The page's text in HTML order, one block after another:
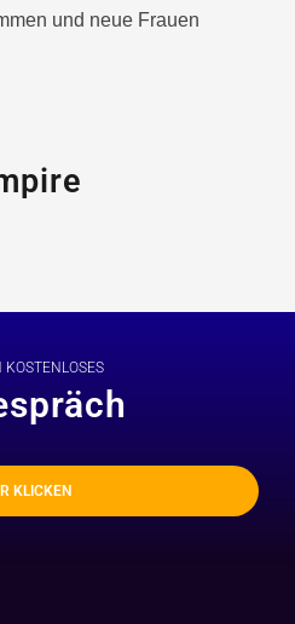
und neue Frauen
KLICKEN